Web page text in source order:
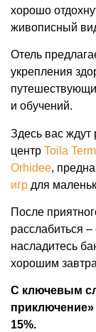
хорошо
живописный
Отель
укрепления
и обучений.
Здесь вас ждут
центр Toila
Orhidee,
игр для
После
расслабиться
насладитесь
хорошим
С ключевым
15%.